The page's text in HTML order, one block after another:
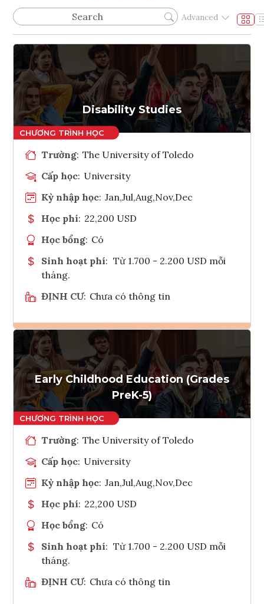
Advanced
Disability Studies
Trường: The University of Toledo
Cấp học: University
Kỳ nhập học: Jan,Jul,Aug,Nov,Dec
Học phí: 22,200 USD
Học bổng: Có
Sinh hoạt phí: Từ 1.700 - 2.200 USD mỗi
tháng.
ĐỊNH CƯ: Chưa có thông tin
Ghi danh
Tham vấn Interlink
Early Childhood Education (Grades
PreK-5)
Trường: The University of Toledo
Cấp học: University
Kỳ nhập học: Jan,Jul,Aug,Nov,Dec
Học phí: 22,200 USD
Học bổng: Có
Sinh hoạt phí: Từ 1.700 - 2.200 USD mỗi
tháng.
ĐỊNH CƯ: Chưa có thông tin